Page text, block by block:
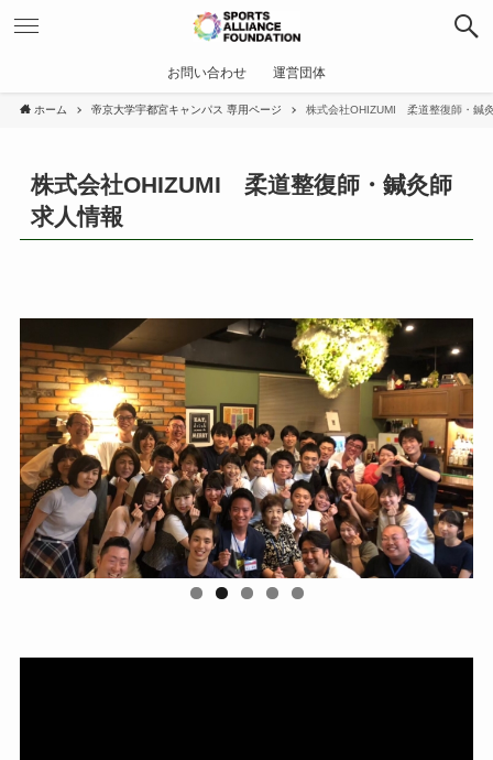
お問い合わせ 運営団体
ホーム 帝京大学宇都宮キャンパス 専用ページ 株式会社OHIZUMI 柔道整復師・鍼
株式会社OHIZUMI 柔道整復師・鍼灸師
求人情報